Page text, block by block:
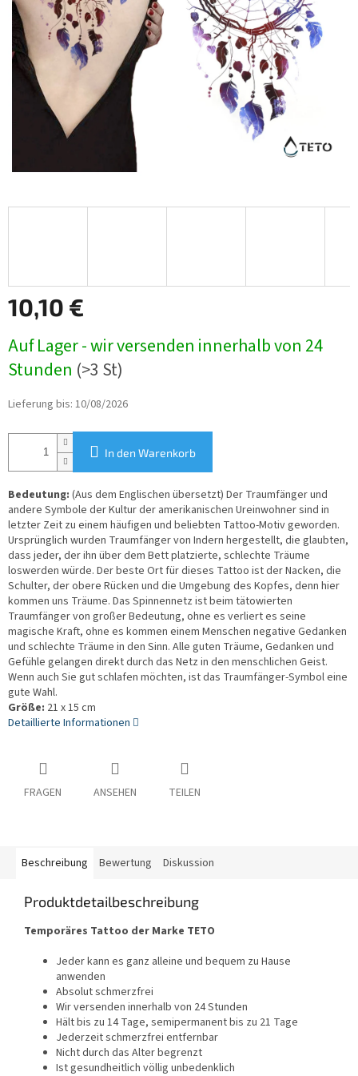
10,10 €
Auf Lager - wir versenden innerhalb von 24
Stunden (>3 St)
Lieferung bis: 10/08/2026
In den Warenkorb
Bedeutung: (Aus dem Englischen übersetzt) Der Traumfänger und
andere Symbole der Kultur der amerikanischen Ureinwohner sind in
letzter Zeit zu einem häufigen und beliebten Tattoo-Motiv geworden.
Ursprünglich wurden Traumfänger von Indern hergestellt, die glaubten,
dass jeder, der ihn über dem Bett platzierte, schlechte Träume
loswerden würde. Der beste Ort für dieses Tattoo ist der Nacken, die
Schulter, der obere Rücken und die Umgebung des Kopfes, denn hier
kommen uns Träume. Das Spinnennetz ist beim tätowierten
Traumfänger von großer Bedeutung, ohne es verliert es seine
magische Kraft, ohne es kommen einem Menschen negative Gedanken
und schlechte Träume in den Sinn. Alle guten Träume, Gedanken und
Gefühle gelangen direkt durch das Netz in den menschlichen Geist.
Wenn auch Sie gut schlafen möchten, ist das Traumfänger-Symbol eine
gute Wahl.
Größe: 21 x 15 cm
Detaillierte Informationen
FRAGEN ANSEHEN TEILEN
Beschreibung Bewertung Diskussion
Produktdetailbeschreibung
Temporäres Tattoo der Marke TETO
Jeder kann es ganz alleine und bequem zu Hause
anwenden
Absolut schmerzfrei
Wir versenden innerhalb von 24 Stunden
Hält bis zu 14 Tage, semipermanent bis zu 21 Tage
Jederzeit schmerzfrei entfernbar
Nicht durch das Alter begrenzt
Ist gesundheitlich völlig unbedenklich